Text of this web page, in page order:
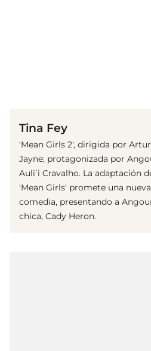
Tina Fey
'Mean Girls 2', dirigida por
Jayne; protagonizada por
Auliʻi Cravalho. La adaptación
'Mean Girls' promete una
comedia, presentando a
chica, Cady Heron.